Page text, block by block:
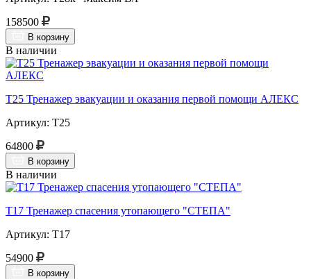
158500
В корзину
В наличии
Т25 Тренажер эвакуации и оказания первой помощи АЛЕКС
Артикул: Т25
64800
В корзину
В наличии
Т17 Тренажер спасения утопающего "СТЕПА"
Артикул: Т17
54900
В корзину